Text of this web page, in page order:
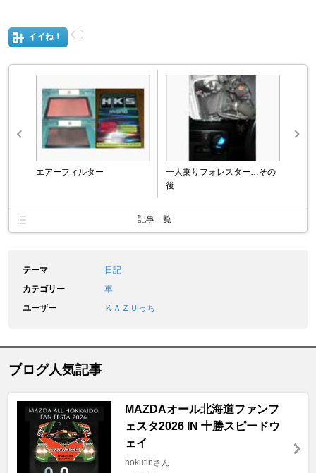
イイね！
エアーフィルター
一人乗りフォレスター…その
後
記事一覧
テーマ
日記
カテゴリー
車
ユーザー
ＫＡＺＵっち
ブログ人気記事
MAZDAオール北海道ファンフ
ェスタ2026 IN 十勝スピードウ
ェイ
hokutinさん